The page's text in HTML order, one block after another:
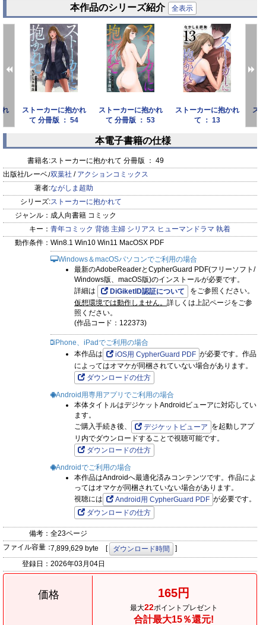
を強引に薦められ、登録させられる。会いたいという男のメッ
セージをスルーしていた有希だが、ある画家の個展会場で、彼
女の前にメッセージを送っていた年下男・大神(25)が突如現れ
て……地獄の季節がいま始まる!!
※ 毒りんごcomic ： 113 収録作品
本作品のシリーズ紹介 全表示
れ
ストーカーに抱かれ
て 分冊版 ： 54
ストーカーに抱かれ
て 分冊版 ： 53
ストーカーに抱かれ
て ： 13
ス
prev next
本電子書籍の仕様
書籍名:ストーカーに抱かれて 分冊版 ： 49
出版社/レーベル:双葉社 / アクションコミックス
著者:ながしま超助
シリーズ:ストーカーに抱かれて
ジャンル： 成人向書籍 コミック
キー： 青年コミック 背徳 主婦 シリアス ヒューマンドラマ 執着
動作条件： Win8.1 Win10 Win11 MacOSX PDF
Windows＆macOSパソコンでご利用の場合
最新のAdobeReaderとCypherGuard PDF(フリーソフト/
Windows版、macOS版)のインストールが必要です。
詳細は
DiGiketID認証について
をご参照ください。
仮想環境では動作しません。 詳しくは上記ページをご参
照ください。
(作品コード：122373)
iPhone、iPadでご利用の場合
本作品は
iOS用 CypherGuard PDF が必要です。作品
によってはオマケが同梱されていない場合があります。
ダウンロードの仕方
Android用専用アプリでご利用の場合
本体タイトルはデジケットAndroidビューアに対応してい
ます。
ご購入手続き後、
デジケットビューア を起動しアプ
リ内でダウンロードすることで視聴可能です。
ダウンロードの仕方
Androidでご利用の場合
本作品はAndroidへ最適化済みコンテンツです。作品によ
ってはオマケが同梱されていない場合があります。
視聴には
Android用 CypherGuard PDF が必要です。
ダウンロードの仕方
備考： 全23ページ
ファイル容量：7,899,629 byte [ ダウンロード時間
]
登録日： 2026年03月04日
価格 165円
最大22ポイントプレゼント
合計最大15％還元!